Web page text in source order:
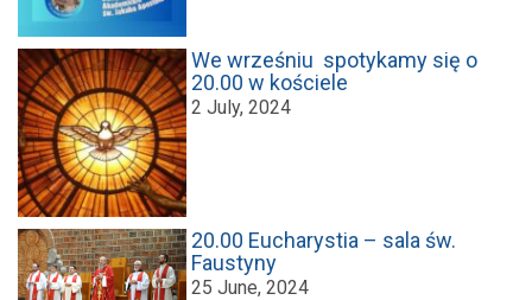
We wrześniu spotykamy się o
20.00 w kościele
2 July, 2024
20.00 Eucharystia – sala św.
Faustyny
25 June, 2024